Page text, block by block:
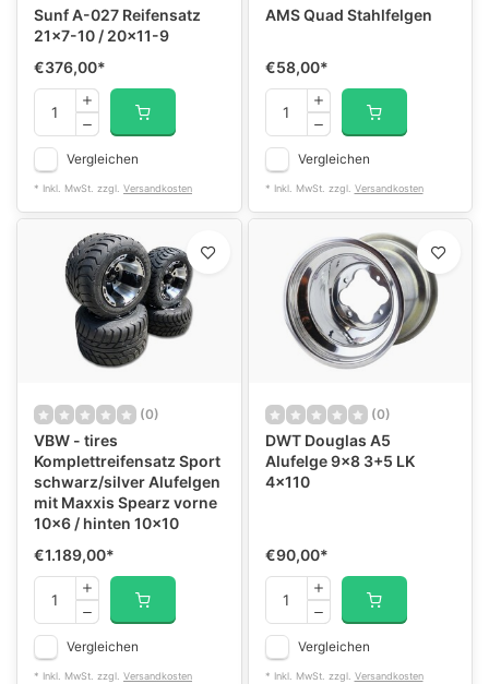
Sunf A-027 Reifensatz
21x7-10 / 20x11-9
€376,00*
Vergleichen
* Inkl. MwSt. zzgl. Versandkosten
AMS Quad Stahlfelgen
€58,00*
Vergleichen
* Inkl. MwSt. zzgl. Versandkosten
(0)
VBW - tires
Komplettreifensatz Sport
schwarz/silver Alufelgen
mit Maxxis Spearz vorne
10x6 / hinten 10x10
€1.189,00*
Vergleichen
* Inkl. MwSt. zzgl. Versandkosten
(0)
DWT Douglas A5
Alufelge 9x8 3+5 LK
4x110
€90,00*
Vergleichen
* Inkl. MwSt. zzgl. Versandkosten